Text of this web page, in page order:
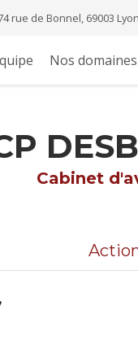
rue de Bonnel, 69003 Lyon
Nos
Cabinet